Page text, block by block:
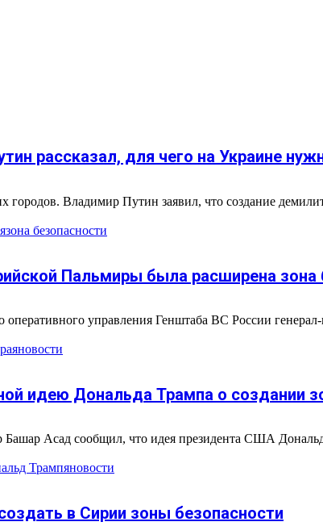
рассказал, для чего на Украине
городов. Владимир Путин заявил, что создание
зона безопасности
Пальмиры была расширена зона
оперативного управления Генштаба ВС России
яновости
идею Дональда Трампа о создании
Асад сообщил, что идея президента США
Трампяновости
в Сирии зоны безопасности